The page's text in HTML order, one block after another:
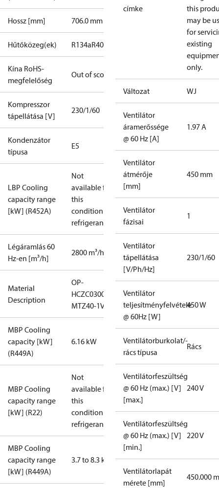
Hossz [mm] 706.0 mm
Hűtőközeg(ek) R134aR404A
Kína RoHS-
megfelelőség
Out of scope
Kompresszor
tápellátása [V]
230/1/60
Kondenzátor
típusa
E5
LBP Cooling
capacity range
[kW] (R452A)
Not
available for
this
condition /
refrigerant
Légáramlás 60
Hz-en [m³/h]
2800 m³/h
Material
Description
OP-
HCZC0300UWJ300N
MTZ40-1VM
MBP Cooling
capacity [kW]
(R449A)
6.16 kW
MBP Cooling
capacity range
[kW] (R22)
Not
available for
this
condition /
refrigerant
MBP Cooling
capacity range
[kW] (R449A)
3.7 to 8.3 kW
címke
this
may be
for
existing
only.
Változat WJ
Ventilátor
áramerőssége
@ 60 Hz [A]
1.97 A
Ventilátor
átmérője
[mm]
450 mm
Ventilátor
fázisai
1
Ventilátor
tápellátása
[V/Ph/Hz]
230/1/60
Ventilátor
teljesítményfelvétele
@ 60Hz [W]
450 W
Ventilátorburkolat/-
rács típusa
Rács
Ventilátorfeszültség
@ 60 Hz (max.) [V]
[max.]
240 V
Ventilátorfeszültség
@ 60 Hz (max.) [V]
[min.]
220 V
Ventilátorlapát
mérete [mm]
450.000